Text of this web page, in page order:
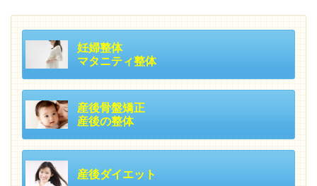
妊婦整体
マタニティ整体
産後骨盤矯正
産後の整体
産後ダイエット